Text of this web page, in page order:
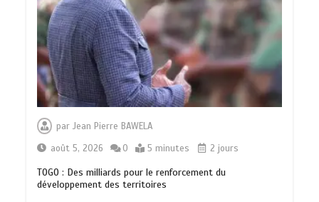
parJean Pierre BAWELA
août 5, 2026
0 5 minutes 2 jours
TOGO : Des milliards pour le renforcement du
développement des territoires
RECHERCHE ET INNOVATION: Le Togo
génie génétique et de la biotechnologie
3 minutes